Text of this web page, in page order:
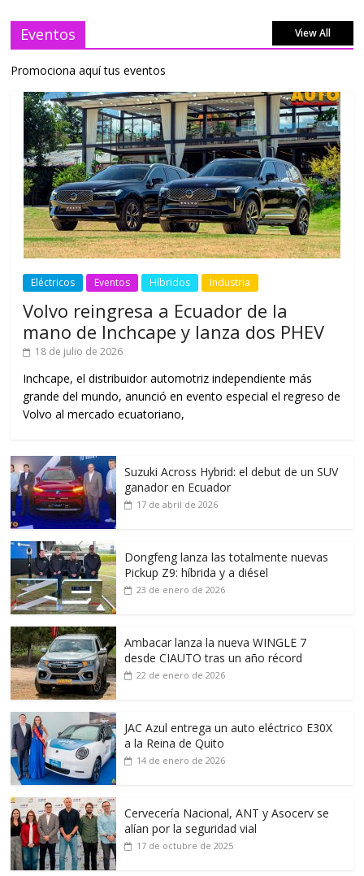
Eventos View All
Promociona aquí tus eventos
Eléctricos Eventos Híbridos Industria
Volvo reingresa a Ecuador de la
mano de Inchcape y lanza dos PHEV
18 de julio de 2026
Inchcape, el distribuidor automotriz independiente más
grande del mundo, anunció en evento especial el regreso de
Volvo al mercado ecuatoriano,
Suzuki Across Hybrid: el debut de un SUV
ganador en Ecuador
17 de abril de 2026
Dongfeng lanza las totalmente nuevas
Pickup Z9: híbrida y a diésel
23 de enero de 2026
Ambacar lanza la nueva WINGLE 7
desde CIAUTO tras un año récord
22 de enero de 2026
JAC Azul entrega un auto eléctrico E30X
a la Reina de Quito
14 de enero de 2026
Cervecería Nacional, ANT y Asocerv se
alían por la seguridad vial
17 de octubre de 2025